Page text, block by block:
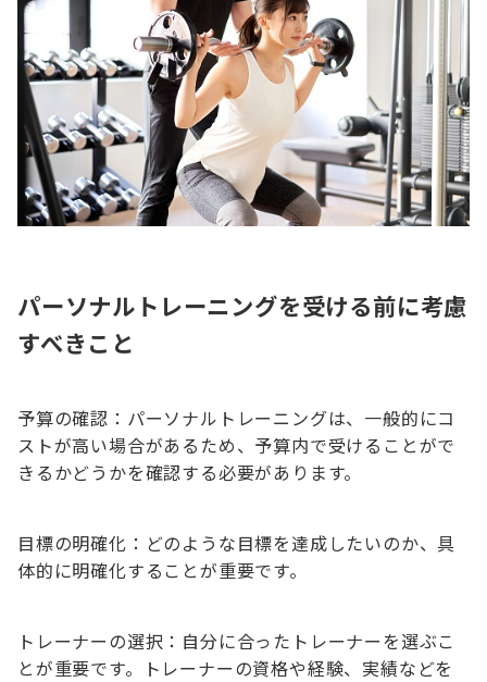
パーソナルトレーニングを受ける前に考慮
すべきこと
予算の確認：パーソナルトレーニングは、一般的にコ
ストが高い場合があるため、予算内で受けることがで
きるかどうかを確認する必要があります。
目標の明確化：どのような目標を達成したいのか、具
体的に明確化することが重要です。
トレーナーの選択：自分に合ったトレーナーを選ぶこ
とが重要です。トレーナーの資格や経験、実績などを